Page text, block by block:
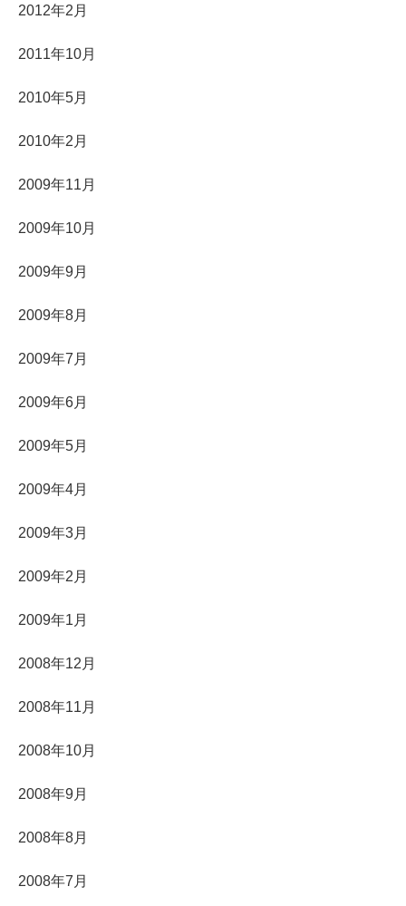
2012年2月
2011年10月
2010年5月
2010年2月
2009年11月
2009年10月
2009年9月
2009年8月
2009年7月
2009年6月
2009年5月
2009年4月
2009年3月
2009年2月
2009年1月
2008年12月
2008年11月
2008年10月
2008年9月
2008年8月
2008年7月